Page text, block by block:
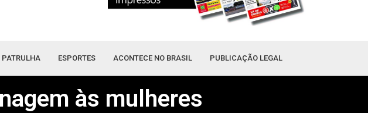
ESPORTES ACONTECE NO BRASIL PUBLICAÇÃO LEGAL
às mulheres